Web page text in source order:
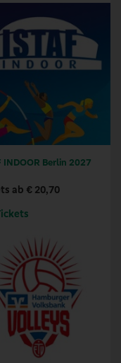
INDOOR Berlin 2027
ab € 20,70